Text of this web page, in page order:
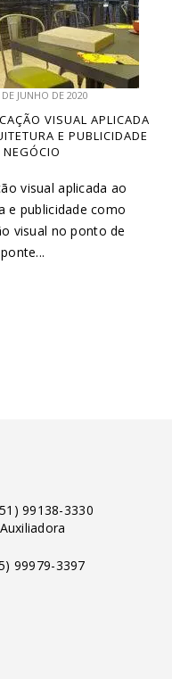
JUNHO DE 2020
VISUAL APLICADA
E PUBLICIDADE
visual aplicada ao
e publicidade como
visual no ponto de
99138-3330
99979-3397